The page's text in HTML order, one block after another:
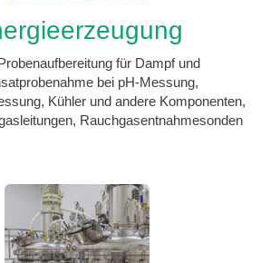
für Dampf und
bei pH-Messung,
Kühler und andere Komponenten,
Rauchgasentnahmesonden